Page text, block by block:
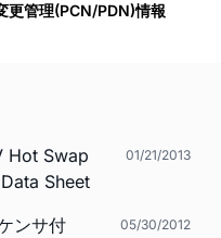
更管理(PCN/PDN)情報
Hot Swap
Sheet
01/21/2013
ンサ付
05/30/2012